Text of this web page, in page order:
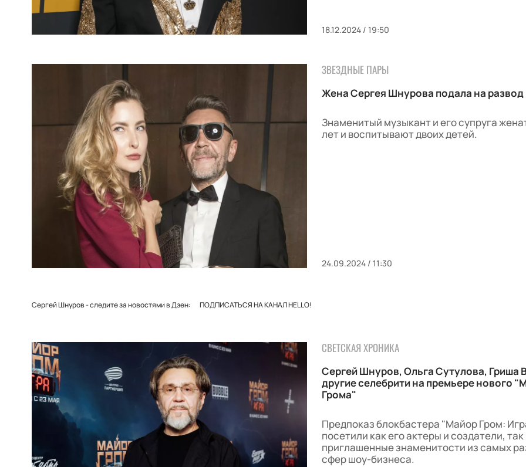
18.12.2024 / 19:50
ЗВЕЗДНЫЕ ПАРЫ
Жена Сергея Шнурова подала на развод
Знаменитый музыкант и его супруга
лет и воспитывают двоих детей.
24.09.2024 / 11:30
Сергей Шнуров - следите за новостями в Дзен: ПОДПИСАТЬСЯ НА КАНАЛ HELLO!
СВЕТСКАЯ ХРОНИКА
Сергей Шнуров, Ольга Сутулова, Гриша
другие селебрити на премьере нового
Грома"
Предпоказ блокбастера "Майор Гром:
посетили как его актеры и создатели, так
приглашенные знаменитости из самых
сфер шоу-бизнеса.